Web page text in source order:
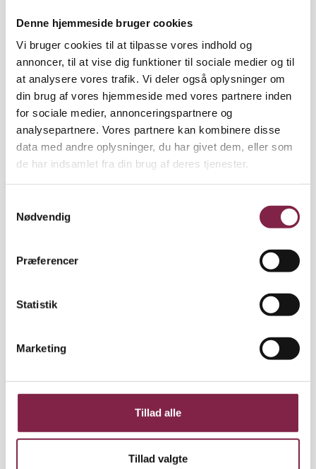
Denne hjemmeside bruger cookies
Vi bruger cookies til at tilpasse vores indhold og
annoncer, til at vise dig funktioner til sociale medier og til
at analysere vores trafik. Vi deler også oplysninger om
din brug af vores hjemmeside med vores partnere inden
for sociale medier, annonceringspartnere og
analysepartnere. Vores partnere kan kombinere disse
data med andre oplysninger, du har givet dem, eller som
de har indsamlet fra din brug af deres tjenester.
Nødvendig
Præferencer
Statistik
Marketing
Tillad alle
Tillad valgte
• Ann Rasmussen,anrasm@aarhus.dk
3300
Arbejdsmiljøkonsulenter i Aarhus
Kommune
Arbejdsmiljøgruppen kan henvende sig til
kommunens arbejdsmiljøkonsulenter.
Arbejdsmiljøgruppen (leder og
vedrørende Aarhus Kommunes retningslinjer og
politikker for arbejdsmiljøet. De kommer gerne på
• Troels Luun Nautrup, arbejdsmiljøkonsulent: 4188
• Lene Stevn, arbejdsmiljøkonsulent: 4185 7055 /
• Politisk ansvarlig samt ansvarlig for
netværksmøder: Ulf Groth Berntsen, faglig sekretær,
ugb@bupl.dk
• Fysisk arbejdsmiljø: Vibeke Sørensen,